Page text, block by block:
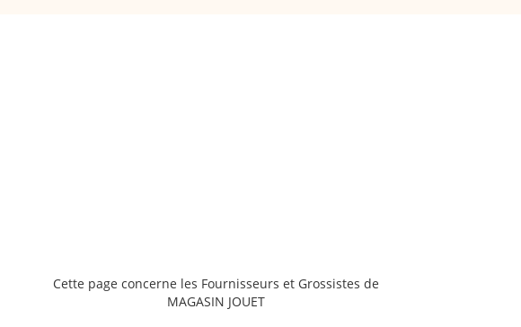
Cette page concerne les Fournisseurs et Grossistes de
MAGASIN JOUET